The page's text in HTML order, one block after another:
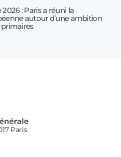
: Paris a réuni la
autour d’une ambition
Paris